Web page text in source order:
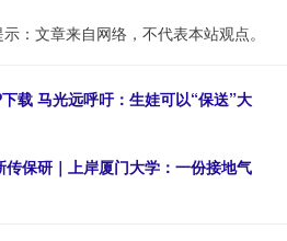
：文章来自网络，不代表本站观点。
载 马光远呼吁：生娃可以“保送”大
传保研｜上岸厦门大学：一份接地气